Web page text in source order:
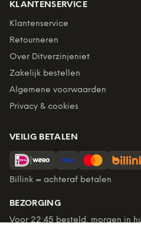
KLANTENSERVICE
Klantenservice
Retourneren
Over Ditverzinjeniet
Zakelijk bestellen
Algemene voorwaarden
Privacy & cookies
VEILIG BETALEN
Billink = achteraf betalen
BEZORGING
Voor 22:45 besteld, morgen in